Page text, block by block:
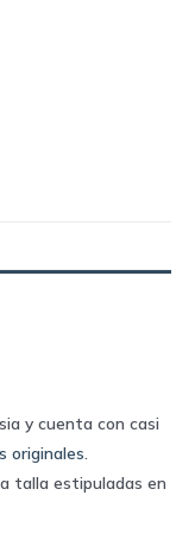
y cuenta con casi
originales
talla estipuladas en